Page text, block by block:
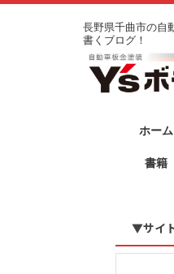
長野県千曲市の自
書くブログ！
ホーム
書籍
▼サイ